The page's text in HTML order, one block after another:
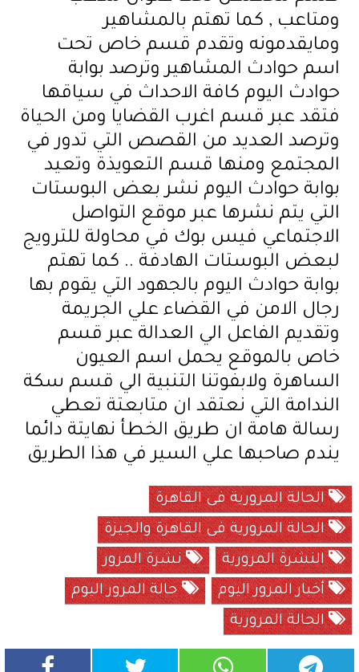
ومتاعب , كما تهتم بالمشاهير
ومايقدمونه وتقدم قسم خاص تحت
اسم حوادث المشاهير وترصد بوابة
حوادث اليوم كافة الاحداث في سياقها
فتقد عبر قسم اغرب القضايا ومن الحياة
وترصد العديد من القصص التي تدور في
المجتمع ومنها قسم التعويذة وتعيد
بوابة حوادث اليوم نشر بعض البوستات
التي يتم نشرها عبر موقع التواصل
الاجتماعي فيس بوك في محاولة للترويج
لبعض البوستات الهادفة .. كما تهتم
بوابة حوادث اليوم بالجهود التي يقوم بها
رجال الامن في القضاء علي الجريمة
وتقديم الفاعل الي العدالة عبر قسم
خاص بالموقع يحمل اسم العيون
الساهرة ولابفوتنا التنبية الي قسم سكة
الندامة التي نعتقد ان متابعتة تعطي
رسالة هامة ان طريق الخطأ نهايتة دائما
يندم صاحبها علي السير في هذا الطريق
الحالة المرورية فى القاهرة
الحالة المرورية فى القاهرة والجيزة
النشرة المرورية
نشرة المرور
أخبار المرور اليوم
حالة المرور اليوم
الحالة المرورية